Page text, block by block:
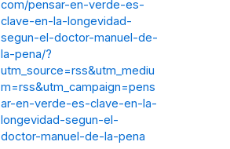
com/pensar-en-verde-es-
clave-en-la-longevidad-
segun-el-doctor-manuel-de-
la-pena/?
utm_source=rss&utm_mediu
m=rss&utm_campaign=pens
ar-en-verde-es-clave-en-la-
longevidad-segun-el-
doctor-manuel-de-la-pena